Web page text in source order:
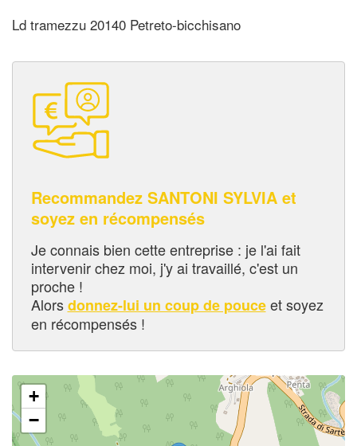
Ld tramezzu 20140 Petreto-bicchisano
Recommandez SANTONI SYLVIA et
soyez en récompensés
Je connais bien cette entreprise : je l'ai fait
intervenir chez moi, j'y ai travaillé, c'est un
proche !
Alorsdonnez-lui un coup de pouceet soyez
en récompensés !
+
−